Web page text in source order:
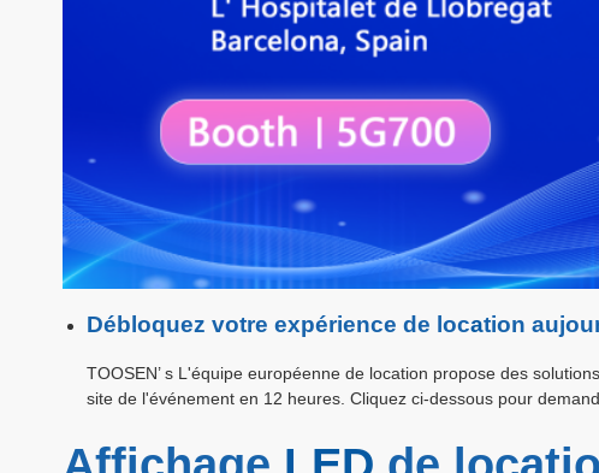
Débloquez votre expérience de location
TOOSEN’ s L'équipe européenne de location propose des
site de l'événement en 12 heures. Cliquez ci-dessous pour